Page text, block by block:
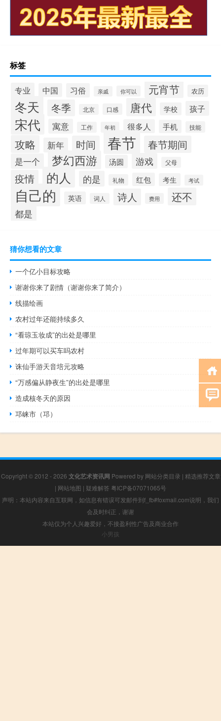
标签
专业 中国 习俗 亲戚 你可以 元宵节 农历
冬天 冬季 北京 口感 唐代 学校 孩子
宋代 寓意 工作 年初 很多人 手机 技能
攻略 新年 时间 春节 春节期间
是一个 梦幻西游 汤圆 游戏 父母
疫情 的人 的是 礼物 红包 考生 考试
自己的 英语 词人 诗人 费用 还不
都是
猜你想看的文章
一个亿小目标攻略
谢谢你来了剧情（谢谢你来了简介）
线描绘画
农村过年还能持续多久
“看琼玉妆成”的出处是哪里
过年期可以买车吗农村
诛仙手游天音培元攻略
“万感偏从静夜生”的出处是哪里
造成核冬天的原因
邛崃市（邛）
Copyright © 2012 - 2026 文化艺术资讯网 Powered by 网站分类目录 | 精选推荐文章
| 网站地图 | 疑难解答 粤ICP备07071065号
声明：本站内容来自互联网，如信息有错误可发邮件到f_fb#foxmail.com说明，我们
会及时纠正，谢谢
本站仅为个人兴趣爱好，不接盈利性广告及商业合作
小男孩